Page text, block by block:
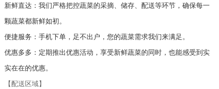
新鲜直达：我们严格把控蔬菜的采摘、储存、配送等环节，确保每一
颗蔬菜都新鲜如初。
便捷服务：手机下单，足不出户，您的蔬菜需求我们来满足。
优惠多多：定期推出优惠活动，享受新鲜蔬菜的同时，也能感受到实
实在在的优惠。
【配送区域】